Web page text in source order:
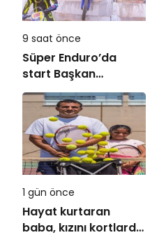
9 saat önce
Süper Enduro’da
start Başkan
Büyükakın’dan
1 gün önce
Hayat kurtaran
baba, kızını kortlarda